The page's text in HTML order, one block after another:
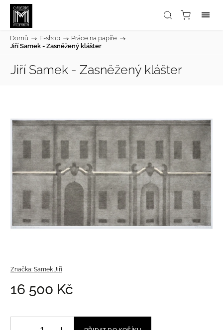
Domů / E-shop / Práce na papíře /
Jiří Samek - Zasněžený klášter
Jiří Samek - Zasněžený klášter
Značka: Samek Jiří
16 500 Kč